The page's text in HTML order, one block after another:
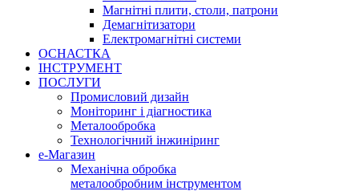
Магнітні плити, столи, патрони
Демагнітизатори
Електромагнітні системи
ОСНАСТКА
ІНСТРУМЕНТ
ПОСЛУГИ
Промисловий дизайн
Моніторинг і діагностика
Металообробка
Технологічний інжиніринг
е-Магазин
Механічна обробка
металообробним інструментом